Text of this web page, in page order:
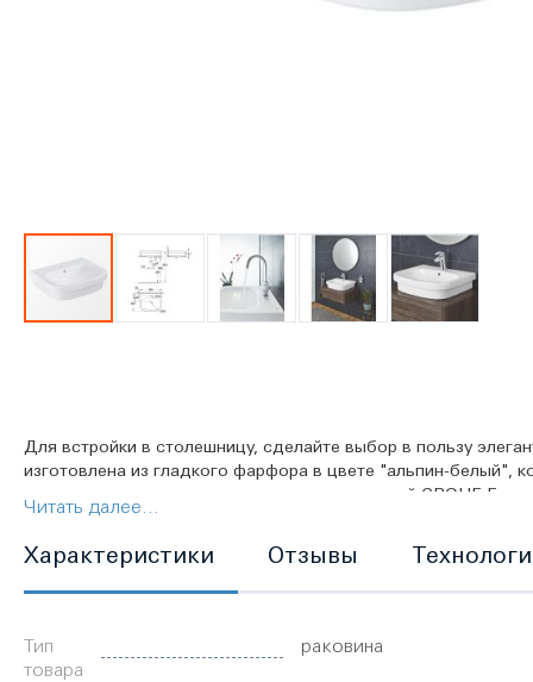
Для встройки в столешницу, сделайте выбор в пользу
изготовлена из гладкого фарфора в цвете "альпин-белый",
отлично сочетается со смесителями коллекций GROHE
подобрать составляющие для безупречного сочетания и
практичные функции и современный силуэт, идеально
Читать далее...
Характеристики
Характеристики
Тип
товара
раковина
Отзывы